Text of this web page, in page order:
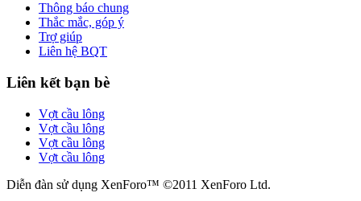
Thông báo chung
Thắc mắc, góp ý
Trợ giúp
Liên hệ BQT
Liên kết bạn bè
Vợt cầu lông
Vợt cầu lông
Vợt cầu lông
Vợt cầu lông
Diễn đàn sử dụng XenForo™ ©2011 XenForo Ltd.